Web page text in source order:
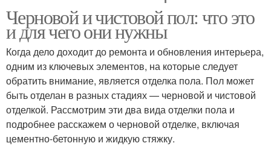
Черновой и чистовой пол: что это
и для чего они нужны
Когда дело доходит до ремонта и обновления интерьера,
одним из ключевых элементов, на которые следует
обратить внимание, является отделка пола. Пол может
быть отделан в разных стадиях — черновой и чистовой
отделкой. Рассмотрим эти два вида отделки пола и
подробнее расскажем о черновой отделке, включая
цементно-бетонную и жидкую стяжку.